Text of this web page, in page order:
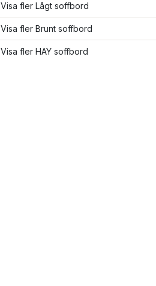
Visa fler Lågt soffbord
Visa fler Brunt soffbord
Visa fler HAY soffbord